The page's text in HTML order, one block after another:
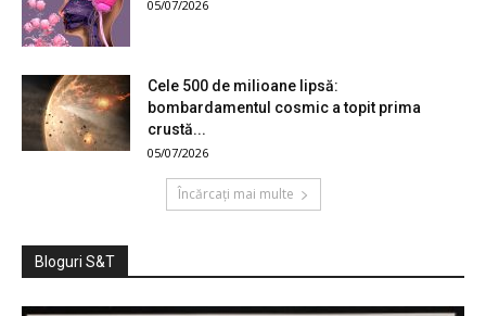
05/07/2026
Cele 500 de milioane lipsă:
bombardamentul cosmic a topit prima
crustă...
05/07/2026
Încărcați mai multe
Bloguri S&T